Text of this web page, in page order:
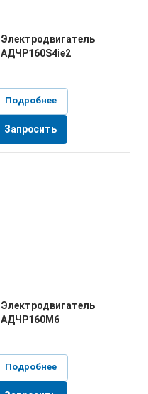
Электродвигатель
АДЧР160S4ie2
Подробнее
Запросить
Электродвигатель
АДЧР160М6
Подробнее